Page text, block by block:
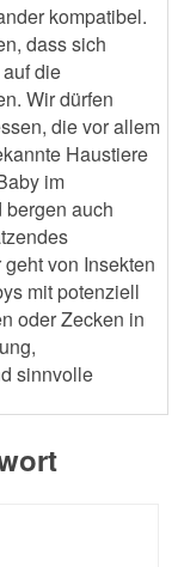
kompatibel.
dass sich
die
Wir dürfen
die vor allem
Haustiere
im
auch
von Insekten
mit potenziell
oder Zecken in
sinnvolle